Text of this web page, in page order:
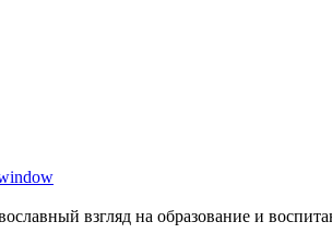
взгляд на образование и